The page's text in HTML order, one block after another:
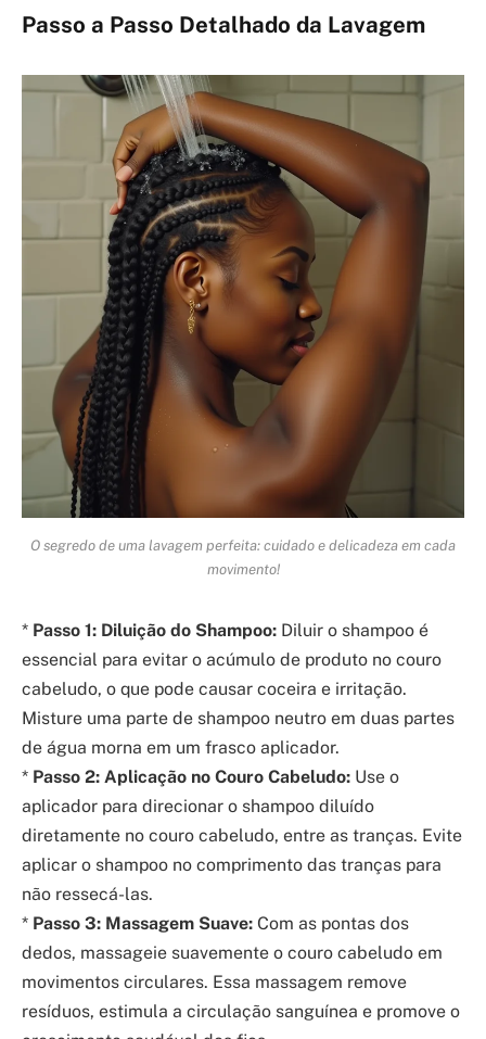
Passo a Passo Detalhado da Lavagem
O segredo de uma lavagem perfeita: cuidado e delicadeza em cada
movimento!
* Passo 1: Diluição do Shampoo: Diluir o shampoo é
essencial para evitar o acúmulo de produto no couro
cabeludo, o que pode causar coceira e irritação.
Misture uma parte de shampoo neutro em duas partes
de água morna em um frasco aplicador.
* Passo 2: Aplicação no Couro Cabeludo: Use o
aplicador para direcionar o shampoo diluído
diretamente no couro cabeludo, entre as tranças. Evite
aplicar o shampoo no comprimento das tranças para
não ressecá-las.
* Passo 3: Massagem Suave: Com as pontas dos
dedos, massageie suavemente o couro cabeludo em
movimentos circulares. Essa massagem remove
resíduos, estimula a circulação sanguínea e promove o